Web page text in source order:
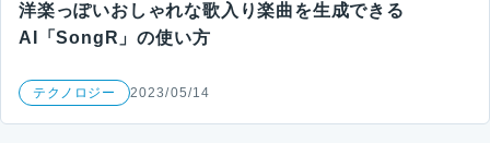
洋楽っぽいおしゃれな歌入り楽曲を生成できる
AI「SongR」の使い方
テクノロジー 2023/05/14